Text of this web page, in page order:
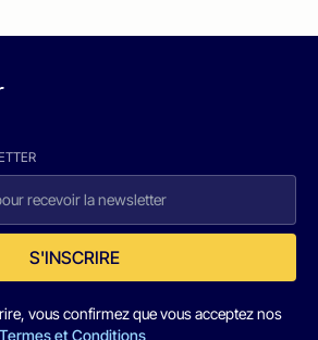
S'INSCRIRE
vous confirmez que vous acceptez nos
Termes et Conditions